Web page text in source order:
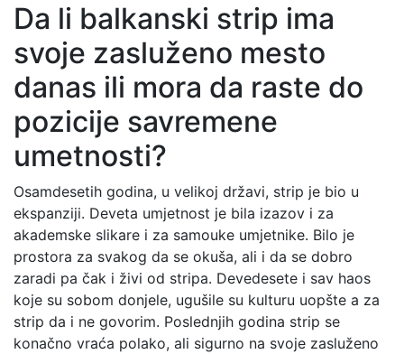
Da li balkanski strip ima
svoje zasluženo mesto
danas ili mora da raste do
pozicije savremene
umetnosti?
Osamdesetih godina, u velikoj državi, strip je bio u
ekspanziji. Deveta umjetnost je bila izazov i za
akademske slikare i za samouke umjetnike. Bilo je
prostora za svakog da se okuša, ali i da se dobro
zaradi pa čak i živi od stripa. Devedesete i sav haos
koje su sobom donjele, ugušile su kulturu uopšte a za
strip da i ne govorim. Poslednjih godina strip se
konačno vraća polako, ali sigurno na svoje zasluženo